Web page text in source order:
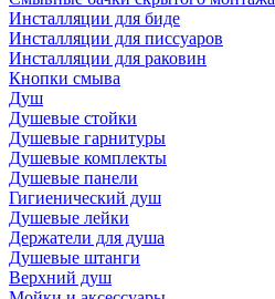
Инсталляции для биде
Инсталляции для писсуаров
Инсталляции для раковин
Кнопки смыва
Душ
Душевые стойки
Душевые гарнитуры
Душевые комплекты
Душевые панели
Гигиенический душ
Душевые лейки
Держатели для душа
Душевые штанги
Верхний душ